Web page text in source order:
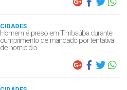
CIDADES
Homem é preso em Timbaúba durante
cumprimento de mandado por tentativa
de homicídio